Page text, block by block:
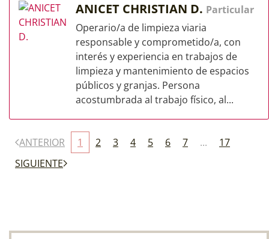
ANICET CHRISTIAN D. Particular
Operario/a de limpieza viaria
responsable y comprometido/a, con
interés y experiencia en trabajos de
limpieza y mantenimiento de espacios
públicos y granjas. Persona
acostumbrada al trabajo físico, al...
ANTERIOR 1 2 3 4 5 6 7 ...
17
SIGUIENTE